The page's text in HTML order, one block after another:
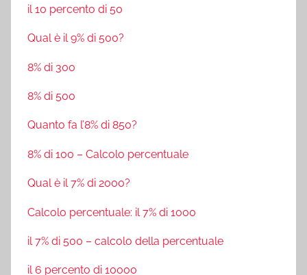
il 10 percento di 50
Qual è il 9% di 500?
8% di 300
8% di 500
Quanto fa l’8% di 850?
8% di 100 – Calcolo percentuale
Qual è il 7% di 2000?
Calcolo percentuale: il 7% di 1000
il 7% di 500 – calcolo della percentuale
il 6 percento di 10000